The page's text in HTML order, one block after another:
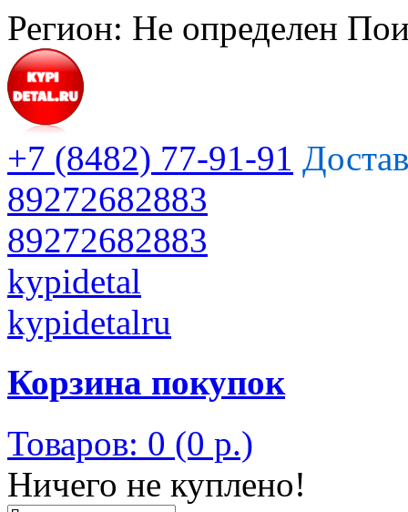
Регион: Не определен
+7 (8482) 77-91-91
89272682883
89272682883
kypidetal
kypidetalru
Корзина покупок
Товаров: 0 (0 р.)
Ничего не куплено!